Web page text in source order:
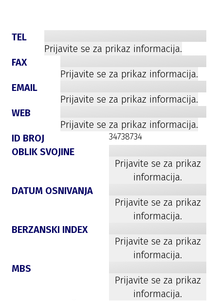
TEL
Prijavite se za prikaz informacija.
FAX
Prijavite se za prikaz informacija.
EMAIL
Prijavite se za prikaz informacija.
WEB
Prijavite se za prikaz informacija.
ID BROJ
34738734
OBLIK SVOJINE
Prijavite se za prikaz
informacija.
DATUM OSNIVANJA
Prijavite se za prikaz
informacija.
BERZANSKI INDEX
Prijavite se za prikaz
informacija.
MBS
Prijavite se za prikaz
informacija.